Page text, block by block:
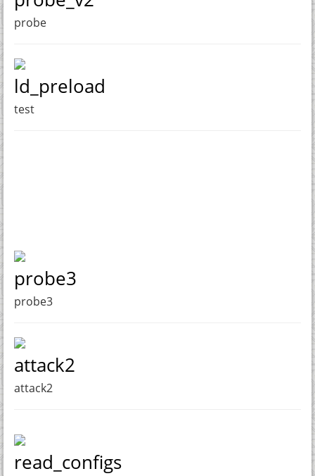
probe
ld_preload
test
probe3
probe3
attack2
attack2
read_configs